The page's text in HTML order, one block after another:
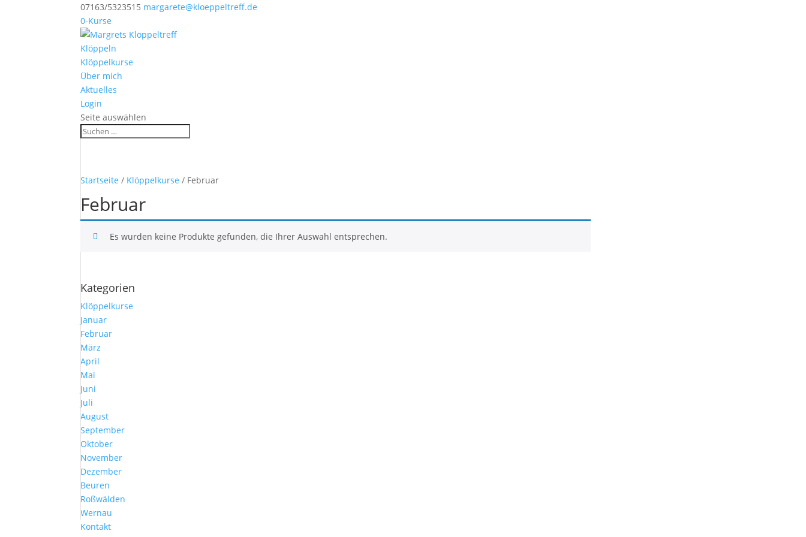
07163/5323515 margarete@kloeppeltreff.de
0-Kurse
Klöppeln
Klöppelkurse
Über mich
Aktuelles
Login
Seite auswählen
Startseite / Klöppelkurse / Februar
Februar
Es wurden keine Produkte gefunden, die Ihrer Auswahl entsprechen.
Kategorien
Klöppelkurse
Januar
Februar
März
April
Mai
Juni
Juli
August
September
Oktober
November
Dezember
Beuren
Roßwälden
Wernau
Kontakt